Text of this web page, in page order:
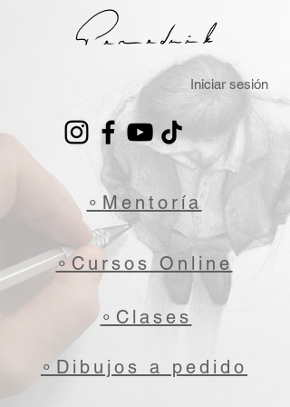
Iniciar sesión
∘Mentoría
∘Cursos Online
∘Clases
∘Dibujos a pedido